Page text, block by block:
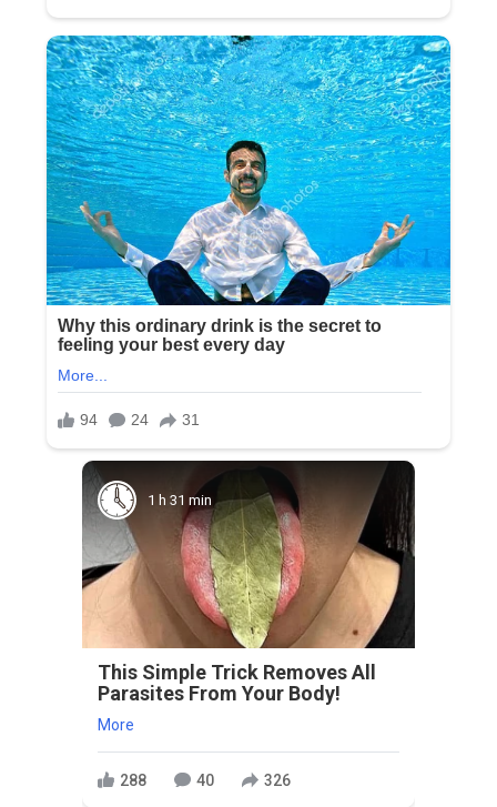
1 h 31 min
This Simple Trick Removes All
Parasites From Your Body!
More
288 40 326